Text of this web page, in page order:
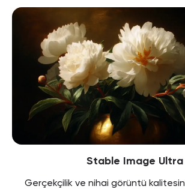
Stable Image Ultra
Gerçekçilik ve nihai görüntü